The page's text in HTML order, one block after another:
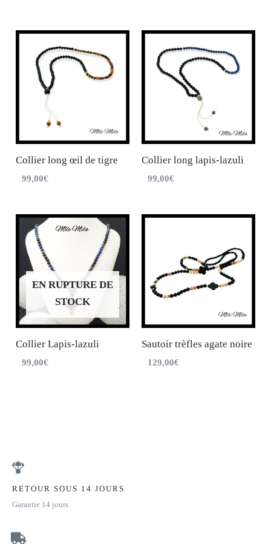
Collier long œil de tigre
99,00€
Collier long lapis-lazuli
99,00€
EN RUPTURE DE
STOCK
Collier Lapis-lazuli
99,00€
Sautoir trèfles agate noire
129,00€
RETOUR SOUS 14 JOURS
Garantie 14 jours